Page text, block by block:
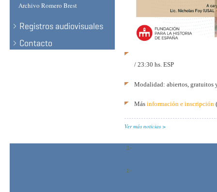
Archivo Romero Brest
Registros audiovisuales
Contacto
/ 23:30 hs. ESP
Modalidad: abiertos, gratuitos
Más información e inscripción
Ver más noticias